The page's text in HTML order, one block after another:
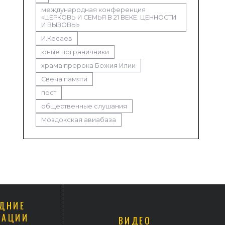
международная конференция
«ЦЕРКОВЬ И СЕМЬЯ В 21 ВЕКЕ. ЦЕННОСТИ
И ВЫЗОВЫ»
И.Кесаев
юные пограничники
храма пророка Божия Илии
Свеча памяти
пост
общественные слушания
Моздокская авиабаза
ВИДЕО